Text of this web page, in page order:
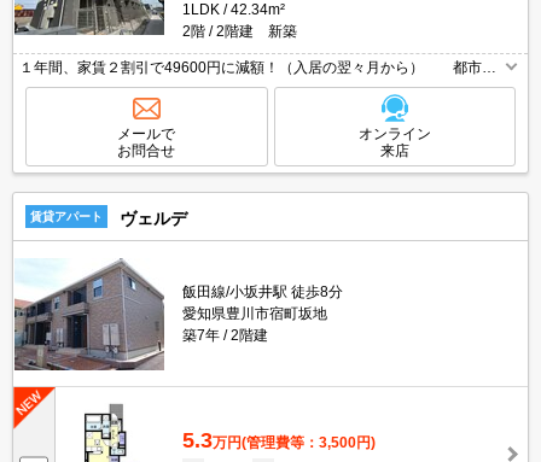
1LDK
42.34m²
2階
2階建 新築
１年間、家賃２割引で49600円に減額！（入居の翌々月から） 都市ガ
ス対応、インナーテラス付きの新築！ ●Wi-Fi無料 ●敷地内ごみ置
き場あり ●２年毎の更新料不要 ●ご見学可能！
メールで
お問合せ
オンライン
来店
賃貸アパート ヴェルデ
飯田線/小坂井駅 徒歩8分
愛知県豊川市宿町坂地
築7年
2階建
5.3万円(管理費等：3,500円)